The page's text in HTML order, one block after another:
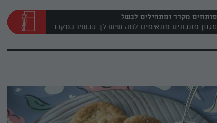
פותחים מקרר ומתחילים לבשל